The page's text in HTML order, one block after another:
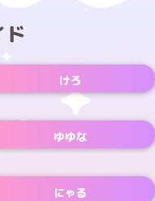
けろ
ゆゆな
にゃる